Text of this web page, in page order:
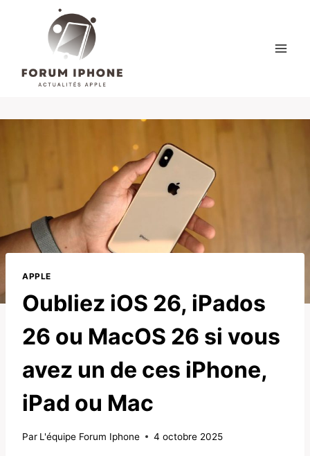
APPLE
Oubliez iOS 26, iPados
26 ou MacOS 26 si vous
avez un de ces iPhone,
iPad ou Mac
Par L'équipe Forum Iphone 4 octobre 2025